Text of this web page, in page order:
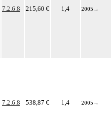
7.2.6.8 215,60 € 1,4 2005 →
7.2.6.8 538,87 € 1,4 2005 →